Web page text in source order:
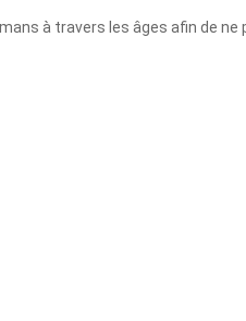
à travers les âges afin de ne